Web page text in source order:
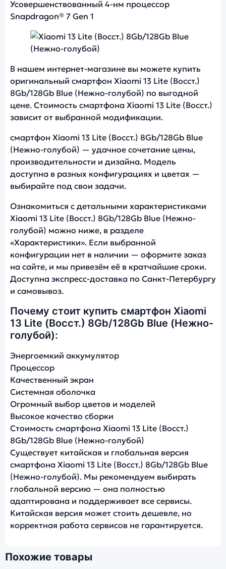
Усовершенствованный 4-нм процессор
Snapdragon® 7 Gen 1
В нашем интернет-магазине вы можете купить
оригинальный смартфон Xiaomi 13 Lite (Восст.)
8Gb/128Gb Blue (Нежно-голубой) по выгодной
цене. Стоимость смартфона Xiaomi 13 Lite (Восст.)
зависит от выбранной модификации.
смартфон Xiaomi 13 Lite (Восст.) 8Gb/128Gb Blue
(Нежно-голубой) — удачное сочетание цены,
производительности и дизайна. Модель
доступна в разных конфигурациях и цветах —
выбирайте под свои задачи.
Ознакомиться с детальными характеристиками
Xiaomi 13 Lite (Восст.) 8Gb/128Gb Blue (Нежно-
голубой) можно ниже, в разделе
«Характеристики». Если выбранной
конфигурации нет в наличии — оформите заказ
на сайте, и мы привезём её в кратчайшие сроки.
Доступна экспресс-доставка по Санкт-Петербургу
и самовывоз.
Почему стоит купить смартфон Xiaomi
13 Lite (Восст.) 8Gb/128Gb Blue (Нежно-
голубой):
Энергоемкий аккумулятор
Процессор
Качественный экран
Системная оболочка
Огромный выбор цветов и моделей
Высокое качество сборки
Стоимость смартфона Xiaomi 13 Lite (Восст.)
8Gb/128Gb Blue (Нежно-голубой)
Существует китайская и глобальная версия
смартфона Xiaomi 13 Lite (Восст.) 8Gb/128Gb Blue
(Нежно-голубой). Мы рекомендуем выбирать
глобальной версию — она полностью
адаптирована и поддерживает все сервисы.
Китайская версия может стоить дешевле, но
корректная работа сервисов не гарантируется.
Похожие товары